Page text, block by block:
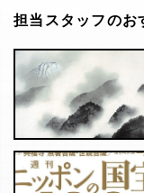
担当スタッフのお